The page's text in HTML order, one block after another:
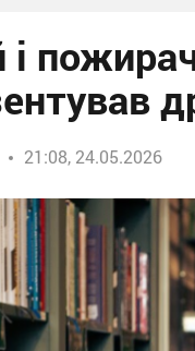
і
21:08, 24.05.2026